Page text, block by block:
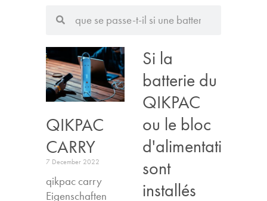
QIKPAC
CARRY
7 December 2022
qikpac carry
Eigenschaften ​
Si la
batterie du
QIKPAC
ou le bloc
d'alimentation
sont
installés